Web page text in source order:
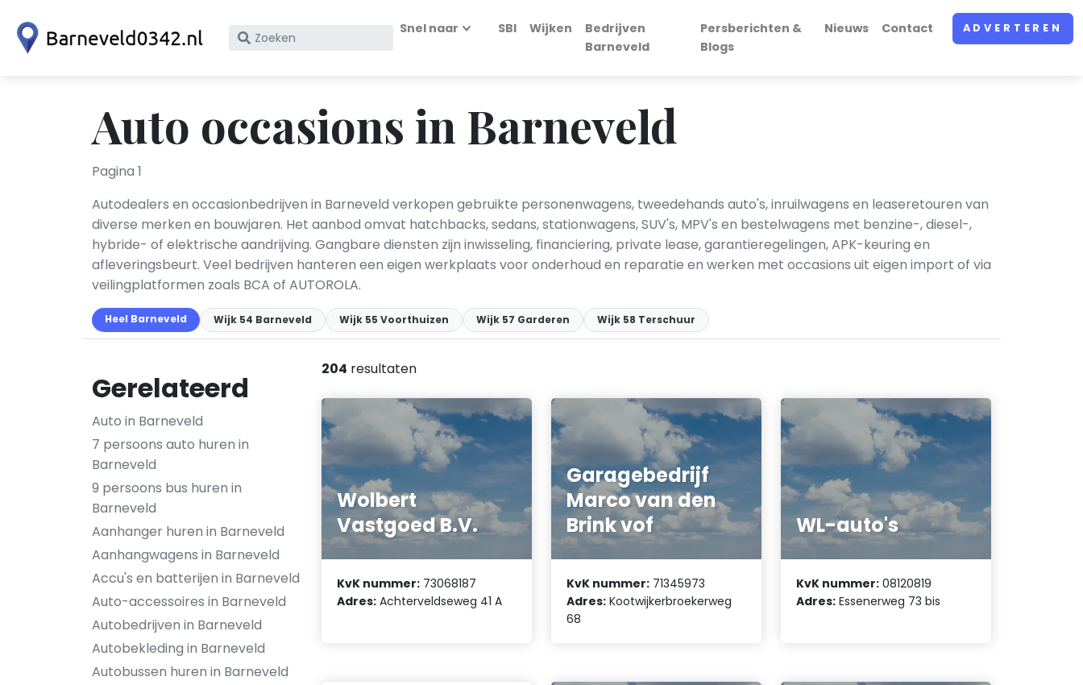
Zoek
KvK
nummer
Snel naar SBI Wijken
Bedrijven
Barneveld
Persberichten &
Blogs
Nieuws Contact ADVERTEREN
Auto occasions in Barneveld
Pagina 1
Autodealers en occasionbedrijven in Barneveld verkopen gebruikte personenwagens, tweedehands auto's, inruilwagens en leaseretouren van
diverse merken en bouwjaren. Het aanbod omvat hatchbacks, sedans, stationwagens, SUV's, MPV's en bestelwagens met benzine-, diesel-,
hybride- of elektrische aandrijving. Gangbare diensten zijn inwisseling, financiering, private lease, garantieregelingen, APK-keuring en
afleveringsbeurt. Veel bedrijven hanteren een eigen werkplaats voor onderhoud en reparatie en werken met occasions uit eigen import of via
veilingplatformen zoals BCA of AUTOROLA.
Heel Barneveld Wijk 54 Barneveld Wijk 55 Voorthuizen Wijk 57 Garderen Wijk 58 Terschuur
Gerelateerd
Auto in Barneveld
7 persoons auto huren in
Barneveld
9 persoons bus huren in
Barneveld
Aanhanger huren in Barneveld
Aanhangwagens in Barneveld
Accu's en batterijen in Barneveld
Auto-accessoires in Barneveld
Autobedrijven in Barneveld
Autobekleding in Barneveld
Autobussen huren in Barneveld
204 resultaten
Wolbert
Vastgoed B.V.
KvK nummer: 73068187
Adres: Achterveldseweg 41 A
Garagebedrijf
Marco van den
Brink vof
KvK nummer: 71345973
Adres: Kootwijkerbroekerweg
68
WL-auto's
KvK nummer: 08120819
Adres: Essenerweg 73 bis